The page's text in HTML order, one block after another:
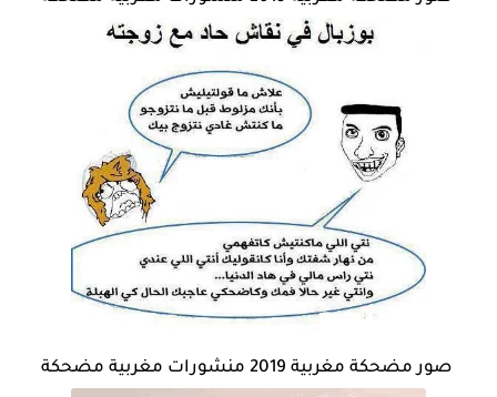
صور مضحكة مغربية 2019 منشورات مغربية مضحكة